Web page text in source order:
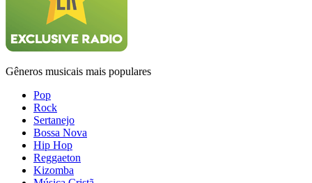
Gêneros musicais mais populares
Pop
Rock
Sertanejo
Bossa Nova
Hip Hop
Reggaeton
Kizomba